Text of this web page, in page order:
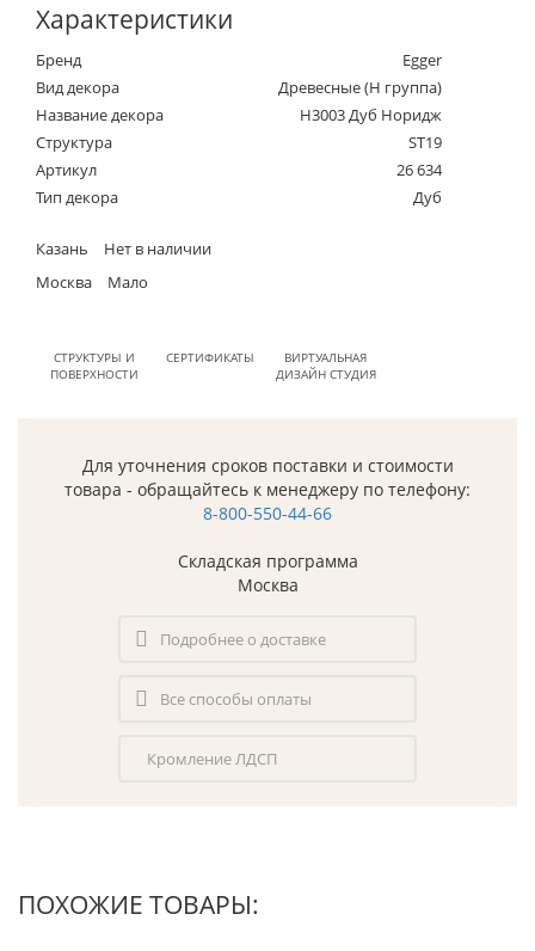
Характеристики
Бренд
Egger
Вид декора
Древесные (Н группа)
Название декора
H3003 Дуб Норидж
Структура
ST19
Артикул
26 634
Тип декора
Дуб
Казань
Нет в наличии
Москва
Мало
СТРУКТУРЫ И
ПОВЕРХНОСТИ
СЕРТИФИКАТЫ
ВИРТУАЛЬНАЯ
ДИЗАЙН СТУДИЯ
Для уточнения сроков поставки и стоимости
товара - обращайтесь к менеджеру по телефону:
8-800-550-44-66
Складская программа
Москва
Подробнее о доставке
Все способы оплаты
Кромление ЛДСП
ПОХОЖИЕ ТОВАРЫ: